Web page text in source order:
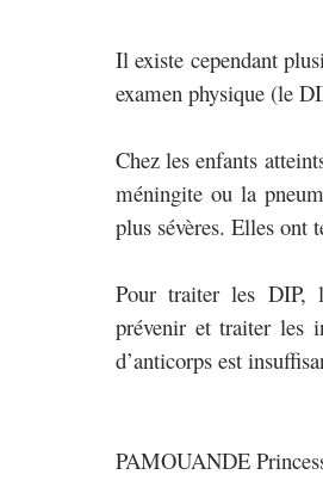
Il existe cependant
examen physique (le
Chez les enfants
méningite ou la
plus sévères. Elles ont
Pour traiter les DIP,
prévenir et traiter les
d’anticorps est
PAMOUANDE